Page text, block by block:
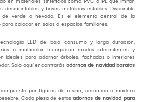
desmontables y bases metálicas estables. Disponible
verde o nevado. Es el elemento central de la
para colocar en salas o espacios familiares.
LED de bajo consumo y larga duración,
o multicolor. Incorporan modos intermitentes y
ideales para adornar árboles, fachadas o interiores
Solo aquí encontrarás adornos de navidad baratos
por figuras de resina, cerámica o madera
Cada pieza de estos adornos de navidad para